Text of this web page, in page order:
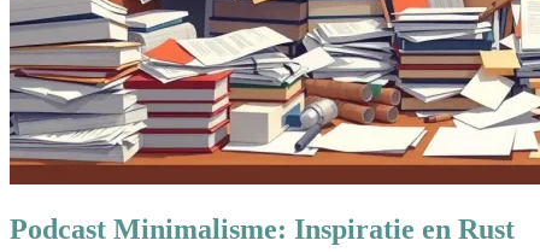
Podcast Minimalisme: Inspiratie en Rust